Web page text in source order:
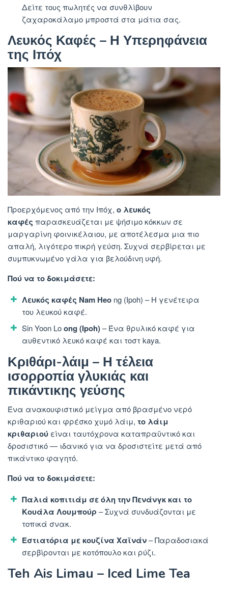
Δείτε τους πωλητές να συνθλίβουν
ζαχαροκάλαμο μπροστά στα μάτια σας.
Λευκός Καφές – Η Υπερηφάνεια
της Ιπόχ
Προερχόμενος από την Ιπόχ, ο λευκός
καφέςπαρασκευάζεται με ψήσιμο κόκκων σε
μαργαρίνη φοινικέλαιου, με αποτέλεσμα μια πιο
απαλή, λιγότερο πικρή γεύση. Συχνά σερβίρεται με
συμπυκνωμένο γάλα για βελούδινη υφή.
Πού να το δοκιμάσετε:
Λευκός καφές Nam Heo ng (Ipoh) – Η γενέτειρα
του λευκού καφέ.
Sin Yoon Loong (Ipoh)– Ένα θρυλικό καφέ για
αυθεντικό λευκό καφέ και τοστ kaya.
Κριθάρι-λάιμ – Η τέλεια
ισορροπία γλυκιάς και
πικάντικης γεύσης
Ένα ανακουφιστικό μείγμα από βρασμένο νερό
κριθαριού και φρέσκο ​​χυμό λάιμ, το λάιμ
κριθαριού είναι ταυτόχρονα καταπραϋντικό και
δροσιστικό — ιδανικό για να δροσιστείτε μετά από
πικάντικο φαγητό.
Πού να το δοκιμάσετε:
Παλιά κοπιτιάμ σε όλη την Πενάνγκ και το
Κουάλα Λουμπούρ – Συχνά συνδυάζονται με
τοπικά σνακ.
Εστιατόρια με κουζίνα Χαϊνάν– Παραδοσιακά
σερβίρονται με κοτόπουλο και ρύζι.
Teh Ais Limau – Iced Lime Tea